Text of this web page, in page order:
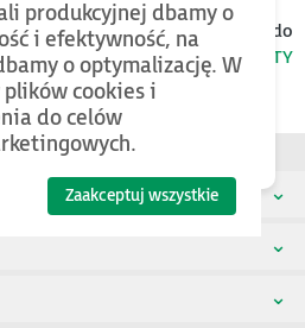
plików oraz bazy wiedzy, wróć do
Proficy HMI/SCADA CIMPLICITY
produkcyjnej dbamy o
i efektywność, na
o optymalizację. W
cookies i
do celów
Zaakceptuj wszystkie